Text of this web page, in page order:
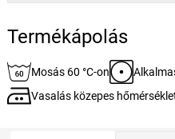
Termékápolás
Mosás 60 °C-on
Vasalás közepes